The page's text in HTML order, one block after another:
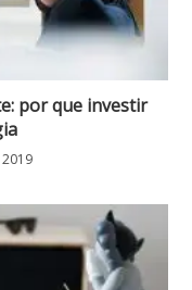
por que investir